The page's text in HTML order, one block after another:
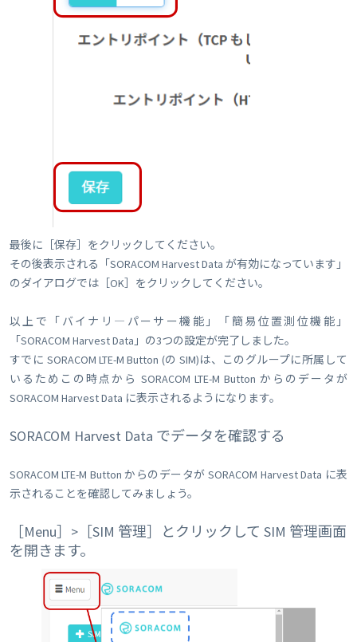
最後に［保存］をクリックしてください。
その後表示される「SORACOM Harvest Data が有効になっています」
のダイアログでは［OK］をクリックしてください。
以上で「バイナリ―パーサー機能」「簡易位置測位機能」
「SORACOM Harvest Data」の3つの設定が完了しました。
すでに SORACOM LTE-M Button (の SIM)は、このグループに所属して
いるためこの時点から SORACOM LTE-M Button からのデータが
SORACOM Harvest Data に表示されるようになります。
SORACOM Harvest Data でデータを確認する
SORACOM LTE-M Button からのデータが SORACOM Harvest Data に表
示されることを確認してみましょう。
［Menu］>［SIM 管理］とクリックして SIM 管理画面
を開きます。